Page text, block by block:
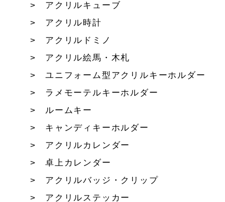
アクリルキューブ
アクリル時計
アクリルドミノ
アクリル絵馬・木札
ユニフォーム型アクリルキーホルダー
ラメモーテルキーホルダー
ルームキー
キャンディキーホルダー
アクリルカレンダー
卓上カレンダー
アクリルバッジ・クリップ
アクリルステッカー